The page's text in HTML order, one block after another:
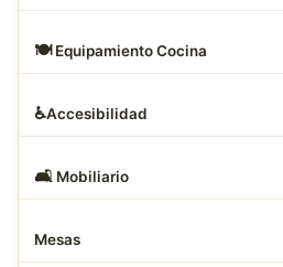
🍽️ Equipamiento Cocina
♿Accesibilidad
🛋 ️ Mobiliario
Mesas